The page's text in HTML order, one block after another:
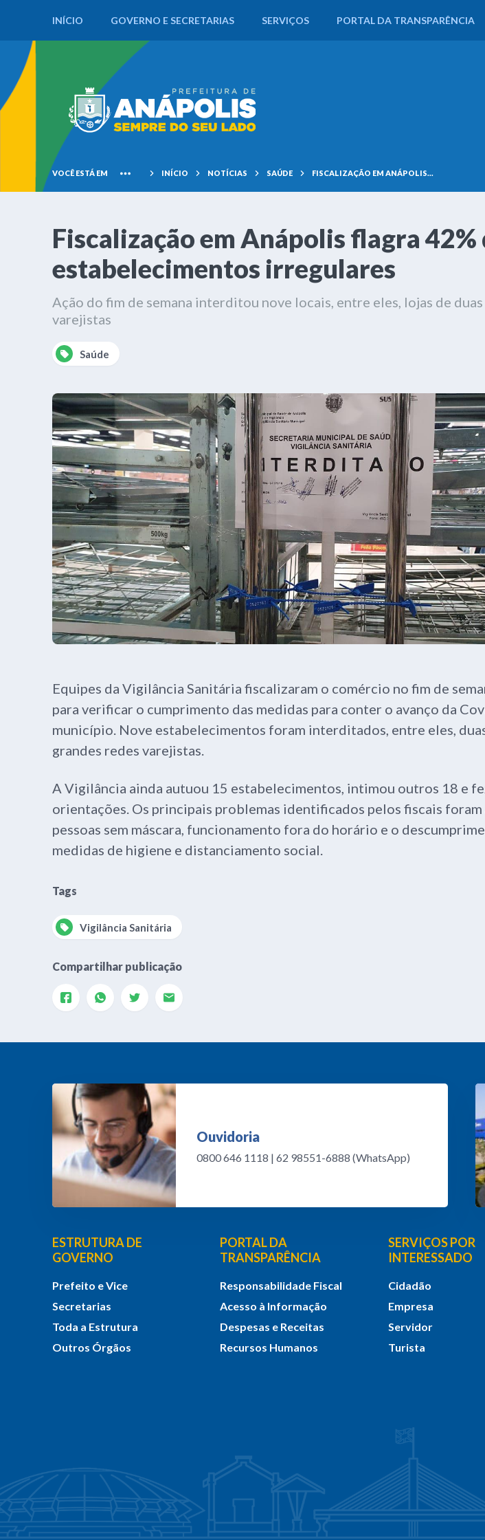
INÍCIO GOVERNO E SECRETARIAS SERVIÇOS PORTAL DA TRANSPARÊNCIA
VOCÊ ESTÁ EM INÍCIO NOTÍCIAS SAÚDE FISCALIZAÇÃO EM ANÁPOLIS...
Fiscalização em Anápolis flagra 42%
estabelecimentos irregulares
Ação do fim de semana interditou nove locais, entre eles, lojas de
varejistas
Saúde
Equipes da Vigilância Sanitária fiscalizaram o comércio no fim de
para verificar o cumprimento das medidas para conter o avanço da
município. Nove estabelecimentos foram interditados, entre eles,
grandes redes varejistas.
A Vigilância ainda autuou 15 estabelecimentos, intimou outros 18 e
orientações. Os principais problemas identificados pelos fiscais foram
pessoas sem máscara, funcionamento fora do horário e o
medidas de higiene e distanciamento social.
Tags
Vigilância Sanitária
Compartilhar publicação
Ouvidoria
0800 646 1118 | 62 98551-6888 (WhatsApp)
ESTRUTURA DE
GOVERNO
Prefeito e Vice
Secretarias
Toda a Estrutura
Outros Órgãos
PORTAL DA
TRANSPARÊNCIA
Responsabilidade Fiscal
Acesso à Informação
Despesas e Receitas
Recursos Humanos
SERVIÇOS POR
INTERESSADO
Cidadão
Empresa
Servidor
Turista